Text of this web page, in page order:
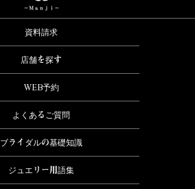
資料請求
店舗を探す
WEB予約
よくあるご質問
ブライダルの基礎知識
ジュエリー用語集